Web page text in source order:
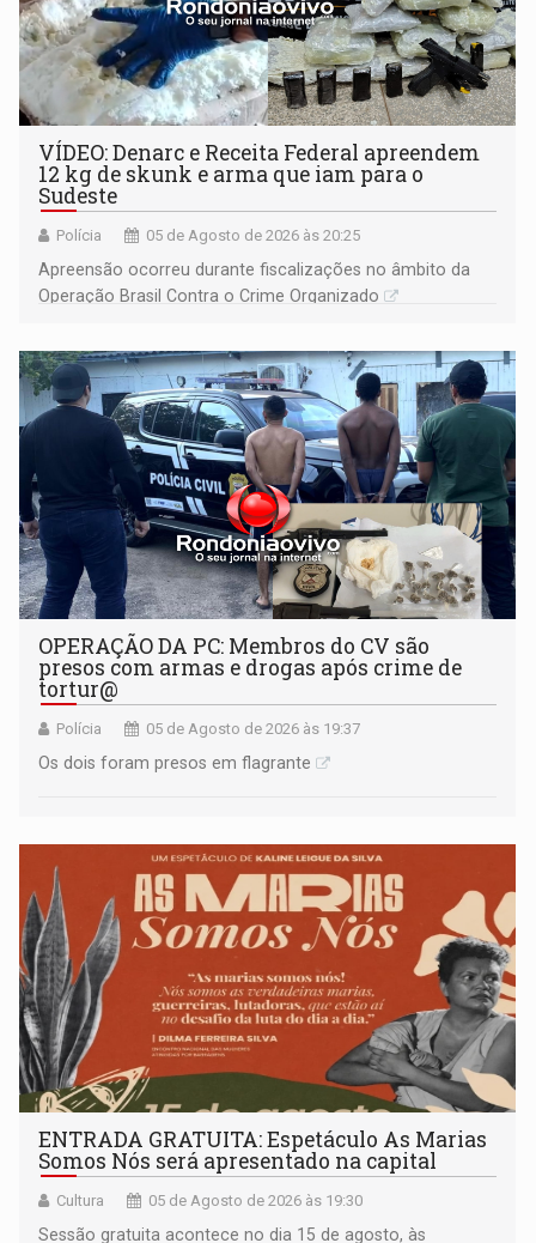
VÍDEO: Denarc e Receita Federal apreendem
12 kg de skunk e arma que iam para o
Sudeste
Polícia 05 de Agosto de 2026 às 20:25
Apreensão ocorreu durante fiscalizações no âmbito da
Operação Brasil Contra o Crime Organizado
OPERAÇÃO DA PC: Membros do CV são
presos com armas e drogas após crime de
tortur@
Polícia 05 de Agosto de 2026 às 19:37
Os dois foram presos em flagrante
ENTRADA GRATUITA: Espetáculo As Marias
Somos Nós será apresentado na capital
Cultura 05 de Agosto de 2026 às 19:30
Sessão gratuita acontece no dia 15 de agosto, às